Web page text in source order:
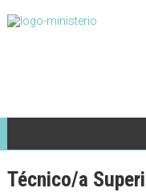
Técnico/a